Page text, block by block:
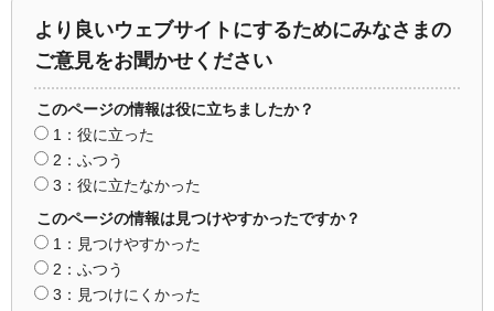
より良いウェブサイトにするためにみなさまの
ご意見をお聞かせください
このページの情報は役に立ちましたか？
1：役に立った
2：ふつう
3：役に立たなかった
このページの情報は見つけやすかったですか？
1：見つけやすかった
2：ふつう
3：見つけにくかった